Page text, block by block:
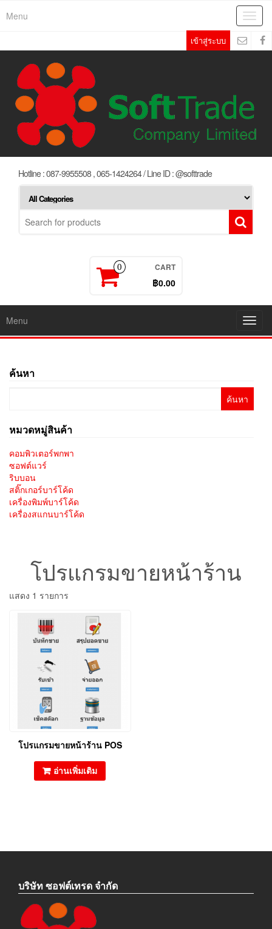
Menu
เข้าสู่ระบบ
Hotline : 087-9955508 , 065-1424264 / Line ID : @softtrade
0 CART
฿0.00
Menu
ค้นหา
หมวดหมู่สินค้า
คอมพิวเตอร์พกพา
ซอฟต์แวร์
ริบบอน
สติ๊กเกอร์บาร์โค้ด
เครื่องพิมพ์บาร์โค้ด
เครื่องสแกนบาร์โค้ด
โปรแกรมขายหน้าร้าน
แสดง 1 รายการ
โปรแกรมขายหน้าร้าน POS
อ่านเพิ่มเติม
บริษัท ซอฟต์เทรด จำกัด